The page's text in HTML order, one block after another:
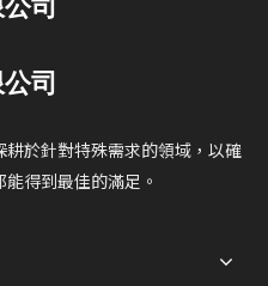
於針對特殊需求的領域，以確
得到最佳的滿足。